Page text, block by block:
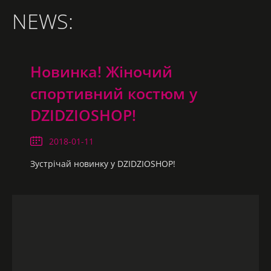
NEWS:
Новинка! Жіночий
спортивний костюм у
DZIDZIOSHOP!
2018-01-11
Зустрічай новинку у DZIDZIOSHOP!